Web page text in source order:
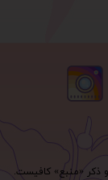
ذکر «منبع» کافیست.